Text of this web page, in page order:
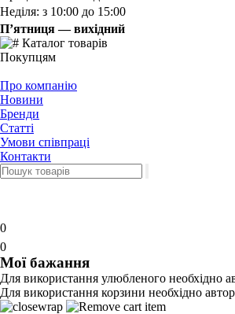
Неділя: з 10:00 до 15:00
П’ятниця — вихідний
Каталог товарів
Покупцям
Про компанію
Новини
Бренди
Статті
Умови співпраці
Контакти
0
0
Мої бажання
Для використання улюбленого необхідно
Для використання корзини необхідно